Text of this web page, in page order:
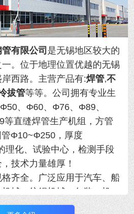
有限公司 是无锡地区较大的
。位于地理位置优越的无锡
西路。主营产品有:焊管,不
拔管等等。 公司拥有专业生
、Φ60、Φ76、Φ89、
直缝焊管生产机组，方管
管Φ10~Φ250，厚度
理化、试验中心，检测手段
技术力量雄厚！
齐全。广泛应用于汽车、船
械、纺织机械、包装、机
年产量大！用于各类精密机